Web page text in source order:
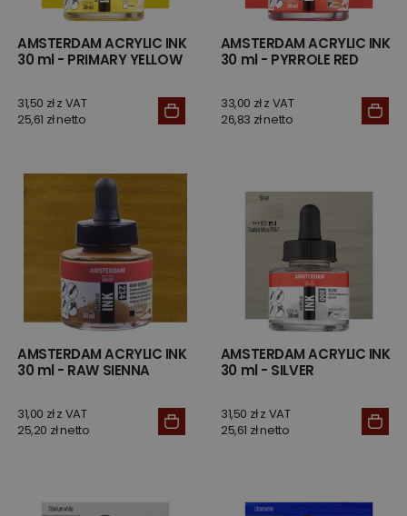
AMSTERDAM ACRYLIC INK
30 ml - PRIMARY YELLOW
31,50 zł z VAT
25,61 zł netto
AMSTERDAM ACRYLIC INK
30 ml - PYRROLE RED
33,00 zł z VAT
26,83 zł netto
AMSTERDAM ACRYLIC INK
30 ml - RAW SIENNA
31,00 zł z VAT
25,20 zł netto
AMSTERDAM ACRYLIC INK
30 ml - SILVER
31,50 zł z VAT
25,61 zł netto